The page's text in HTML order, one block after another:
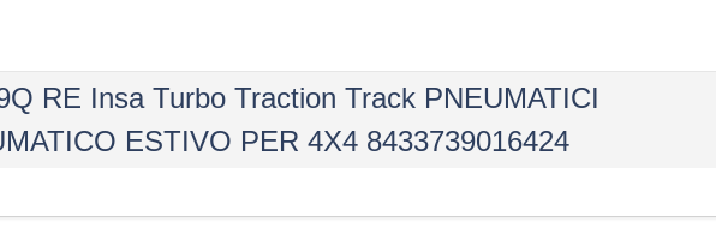
RE Insa Turbo Traction Track PNEUMATICI
ESTIVO PER 4X4 8433739016424